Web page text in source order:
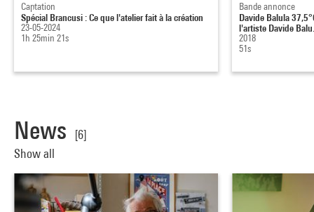
Captation
Spécial Brancusi : Ce que l'atelier fait à la création
23-05-2024
1h 25min 21s
Bande annonce
Davide Balula
l'artiste Davide
2018
51s
News
[6]
Show all